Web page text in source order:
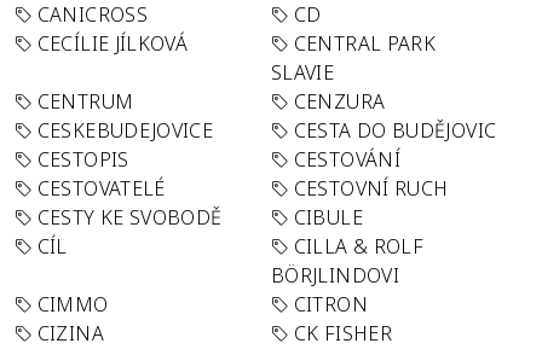
CANICROSS
CD
CECÍLIE JÍLKOVÁ
CENTRAL PARK
SLAVIE
CENTRUM
CENZURA
CESKEBUDEJOVICE
CESTA DO BUDĚJOVIC
CESTOPIS
CESTOVÁNÍ
CESTOVATELÉ
CESTOVNÍ RUCH
CESTY KE SVOBODĚ
CIBULE
CÍL
CILLA & ROLF
BÖRJLINDOVI
CIMMO
CITRON
CIZINA
CK FISHER